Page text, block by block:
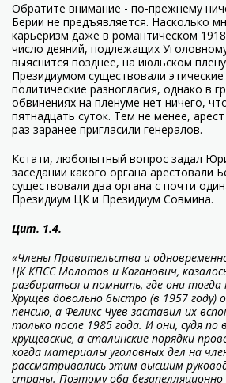
Обратите внимание - по-прежнему
Берии не предъявляется. Насколько
карьеризм даже в романтическом
число деяний, подлежащих
выяснится позднее, на июльском
Президиумом существовали
политические разногласия, однако в
обвинениях на пленуме нет ничего,
пятнадцать суток. Тем не менее,
раз заранее пригласили генералов.
Кстати, любопытный вопрос задал
заседании какого органа арестовали
существовали два органа с почти
Президиум ЦК и Президиум Совмина.
Цит. 1.4.
«Члены Правительства и
ЦК КПСС Молотов и Каганович,
разбираться и помнить, где они тогда
Хрущев довольно быстро (в 1957 году)
пенсию, а Феликс Чуев заставил их
только после 1985 года. И они, судя по
хрущевские, а сталинские порядки
когда материалы уголовных дел на
рассматривались этим высшим
страны. Поэтому оба безапелляционно